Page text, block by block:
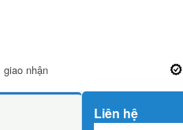
giao nhận
Liên hệ